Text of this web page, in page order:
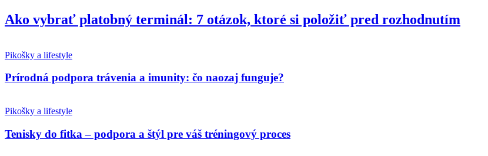
Ako vybrať platobný terminál: 7 otázok, ktoré si položiť pred rozhodnutím
Pikošky a lifestyle
Prírodná podpora trávenia a imunity: čo naozaj funguje?
Pikošky a lifestyle
Tenisky do fitka – podpora a štýl pre váš tréningový proces